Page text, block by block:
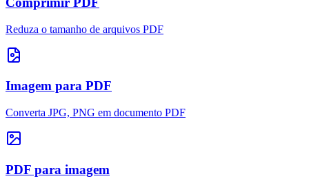
Reduza o tamanho de arquivos PDF
Imagem para PDF
Converta JPG, PNG em documento PDF
PDF para imagem